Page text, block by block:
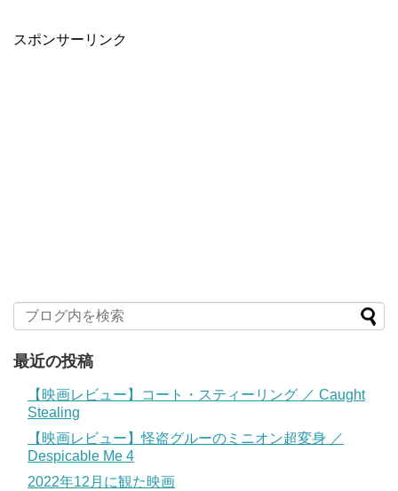
スポンサーリンク
最近の投稿
【映画レビュー】コート・スティーリング ／ Caught
Stealing
【映画レビュー】怪盗グルーのミニオン超変身 ／
Despicable Me 4
2022年12月に観た映画